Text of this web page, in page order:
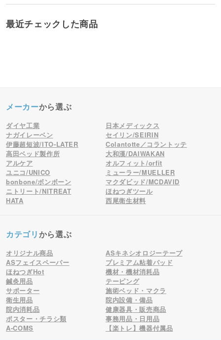
最近チェックした商品
メーカーから選ぶ
ダイヤ工業
日本メディックス
ナガイレーベン
セイリン/SEIRIN
伊藤超短波/ITO-LATER
Colantotte／コラントッテ
高田ベッド製作所
大和漢/DAIWAKAN
アルケア
オルフィット/orfit
ユニコ/UNICO
ミューラー/MUELLER
bonbone/ボンボーン
マクダビッド/MCDAVID
ニトリート/NITREAT
ほねつぎツール
HATA
西尾衛生材料
カテゴリから選ぶ
オリジナル商品
ASキネシオロジーテープ
ASフェイスペーパー
プレミアム粘着パッド
ほねつぎHot
機材・機材消耗品
鍼灸用品
テーピング
サポーター
施術ベッド・マクラ
衛生用品
院内設備・備品
院内消耗品
健康器具・販売商品
ポスター・チラシ類
事務用品・日用品
A-COMS
【楽トレ】機器付属品